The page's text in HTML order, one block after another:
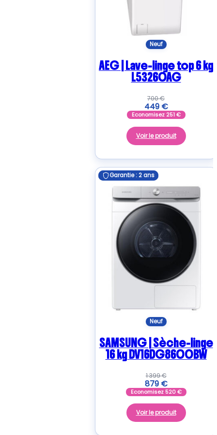
Neuf
AEG | Lave-linge top 6 kg
L53260AG
700€
449 €
Economisez 251€
Voir le produit
Garantie : 2 ans
Neuf
Garantie : 2 ans
SAMSUNG | Sèche-linge
16 kg DV16DG8600BW
1 399€
879 €
Economisez 520€
Voir le produit